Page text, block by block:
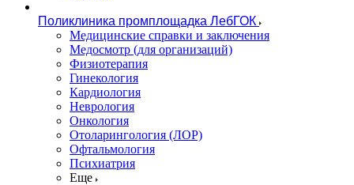
Поликлиника промплощадка ЛебГОК
Медицинские справки и заключения
Медосмотр (для организаций)
Физиотерапия
Гинекология
Кардиология
Неврология
Онкология
Отоларингология (ЛОР)
Офтальмология
Психиатрия
Еще